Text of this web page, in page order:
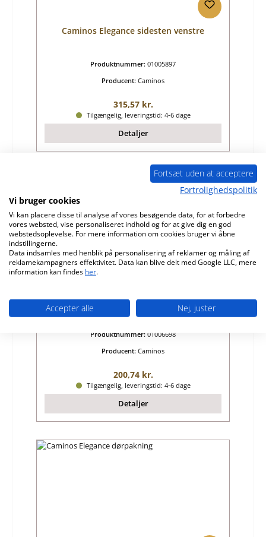
Caminos Elegance sidesten venstre
Produktnummer: 01005897
Producent: Caminos
Almindelig pris:
315,57 kr.
Tilgængelig, leveringstid: 4-6 dage
Detaljer
Caminos Elegance brændkammerdør oven
hængsel brændkammerdør oppe
Produktnummer: 01006698
Producent: Caminos
Almindelig pris:
200,74 kr.
Tilgængelig, leveringstid: 4-6 dage
Detaljer
Fortsæt uden at acceptere
Fortrolighedspolitik
Vi bruger cookies
Vi kan placere disse til analyse af vores besøgende data, for at forbedre
vores websted, vise personaliseret indhold og for at give dig en god
webstedsoplevelse. For mere information om cookies bruger vi åbne
indstillingerne.
Data indsamles med henblik på personalisering af reklamer og måling af
reklamekampagners effektivitet. Data kan blive delt med Google LLC, mere
information kan findes her.
Accepter alle Nej, juster